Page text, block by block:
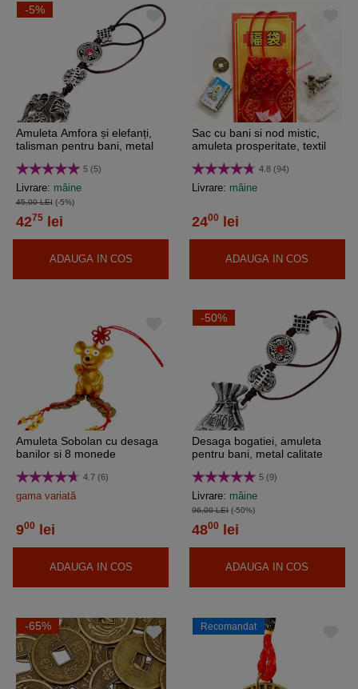
-5%
Amuleta Amfora și elefanți,
talisman pentru bani, metal
5 (5)
Livrare: mâine
45,00 LEI(-5%)
4275lei
ADAUGA IN COS
Sac cu bani si nod mistic,
amuleta prosperitate, textil
4.8 (94)
Livrare: mâine
2400 lei
ADAUGA IN COS
Amuleta Sobolan cu desaga
banilor si 8 monede
ideograme pentru bunastare
si prosperitate, auriu snur
rosu
4.7 (6)
gama variată
900 lei
ADAUGA IN COS
-50%
Desaga bogatiei, amuleta
pentru bani, metal calitate
5 (9)
Livrare: mâine
96,00 LEI(-50%)
4800 lei
ADAUGA IN COS
-65% Recomandat